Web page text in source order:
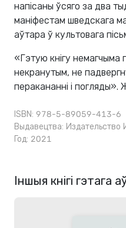
напісаны ўсяго за два
маніфестам шведскага
аўтара ў культовага
«Гэтую кнігу немагчыма
некранутым, не
перакананні і
ISBN: 978-5-89059-413-6
Выдавецтва: Издательство
Год: 2021
Іншыя кнігі гэтага